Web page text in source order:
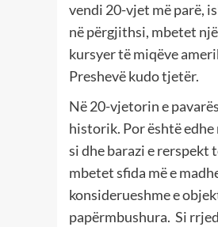
vendi 20-vjet më parë,
në përgjithsi, mbetet
kursyer të miqëve
Preshevë kudo tjetër.
Në 20-vjetorin e
historik. Por është
si dhe barazi e rerspekt
mbetet sfida më e
konsiderueshme e
papërmbushura. Si